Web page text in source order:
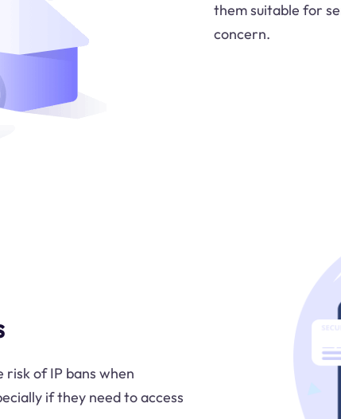
them suitable for
concern.
risk of IP bans when
if they need to access